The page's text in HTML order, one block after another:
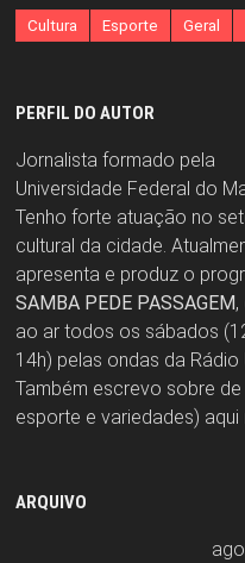
Cultura Esporte Geral
PERFIL DO AUTOR
Jornalista formado pela
Universidade Federal do
Tenho forte atuação no
cultural da cidade.
apresenta e produz o
SAMBA PEDE PASSAGEM,
ao ar todos os sábados
14h) pelas ondas da Rádio
Também escrevo sobre
esporte e variedades) aqui
ARQUIVO